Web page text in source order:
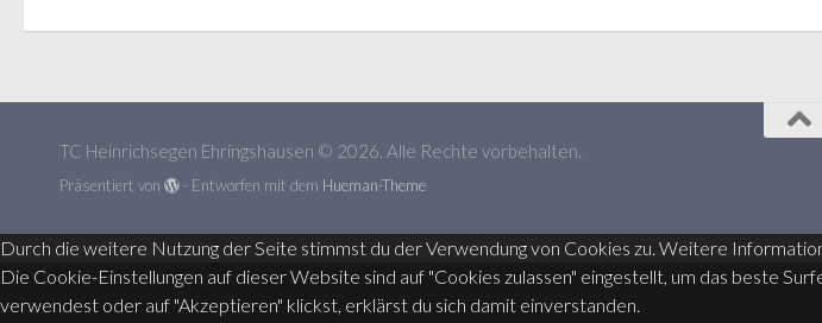
TC Heinrichsegen Ehringshausen © 2026. Alle Rechte vorbehalten.
Präsentiert von - Entworfen mit dem Hueman-Theme
Durch die weitere Nutzung der Seite stimmst du der Verwendung von Cookies zu. Weitere
Die Cookie-Einstellungen auf dieser Website sind auf "Cookies zulassen" eingestellt, um das beste
verwendest oder auf "Akzeptieren" klickst, erklärst du sich damit einverstanden.